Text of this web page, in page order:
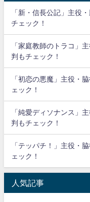
「新・信長公記」主役
チェック！
「家庭教師のトラコ」
判もチェック！
「初恋の悪魔」主役・
ェック！
「純愛ディソナンス」
判もチェック！
「テッパチ！」主役・
ェック！
人気記事